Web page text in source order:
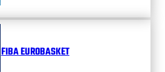
FIBA EUROBASKET